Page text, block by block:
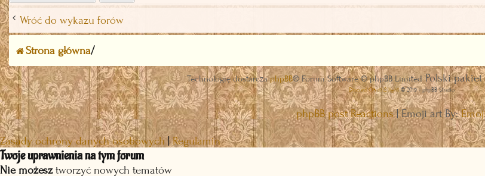
Wróć do wykazu forów
Strona główna
Technologię dostarczaphpBB® Forum Software © phpBB LimitedPolski
Discord OAuth2 light© 2019 - phpBB Studio
phpBB post Reactions| Emoji art By:
Zasady ochrony danych osobowych|Regulamin
Twoje uprawnienia na tym forum
Nie możesztworzyć nowych tematów